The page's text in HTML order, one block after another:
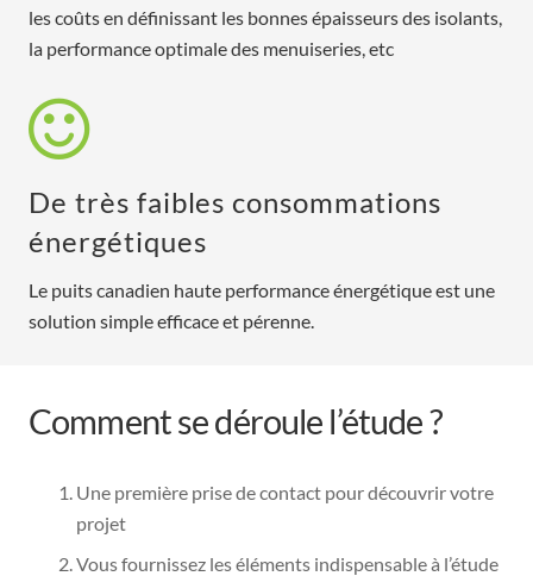
les coûts en définissant les bonnes épaisseurs des isolants,
la performance optimale des menuiseries, etc
De très faibles consommations
énergétiques
Le puits canadien haute performance énergétique est une
solution simple efficace et pérenne.
Comment se déroule l’étude ?
Une première prise de contact pour découvrir votre
projet
Vous fournissez les éléments indispensable à l’étude